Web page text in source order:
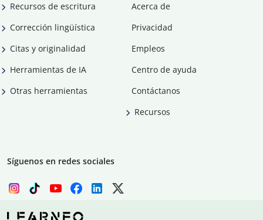
Recursos de escritura
Corrección lingüística
Citas y originalidad
Herramientas de IA
Otras herramientas
Acerca de
Privacidad
Empleos
Centro de ayuda
Contáctanos
Recursos
Síguenos en redes sociales